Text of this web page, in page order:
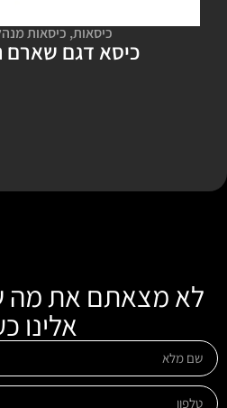
כיסאות, כיסאות
כיסא דגם שארם
לא מצאתם את מה
אלינו